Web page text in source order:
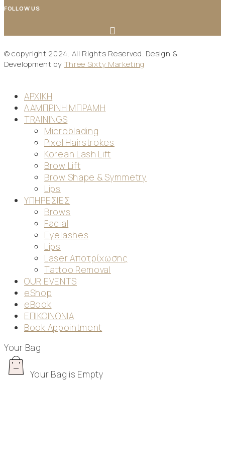
FOLLOW US
© copyright 2024. All Rights Reserved. Design &
Development by Three Sixty Marketing
ΑΡΧΙΚΗ
ΛΑΜΠΡΙΝΗ ΜΠΡΑΜΗ
TRAININGS
Microblading
Pixel Hairstrokes
Korean Lash Lift
Brow Lift
Brow Shape & Symmetry
Lips
ΥΠΗΡΕΣΙΕΣ
Brows
Facial
Eyelashes
Lips
Laser Αποτρίχωσης
Tattoo Removal
OUR EVENTS
eShop
eBook
ΕΠΙΚΟΙΝΩΝΙΑ
Book Appointment
Your Bag
Your Bag is Empty